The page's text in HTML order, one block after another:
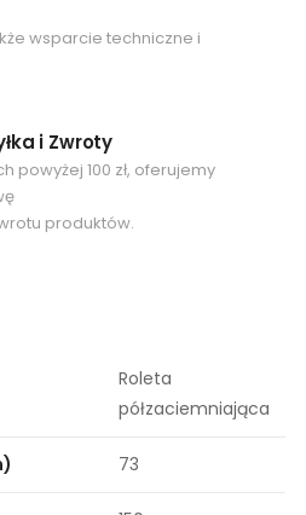
wsparcie techniczne i
i Zwroty
powyżej 100 zł, oferujemy
produktów.
Roleta
półzaciemniająca
73